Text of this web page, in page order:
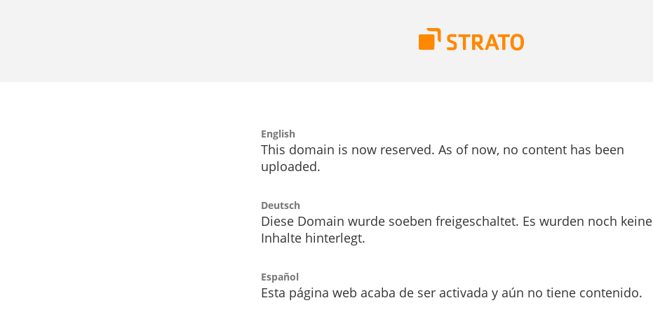
English
This domain is now reserved. As of now, no content has been
uploaded.
Deutsch
Diese Domain wurde soeben freigeschaltet. Es wurden noch keine
Inhalte hinterlegt.
Español
Esta página web acaba de ser activada y aún no tiene contenido.